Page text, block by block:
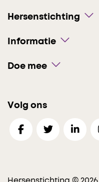
Hersenstichting
Informatie
Doe mee
Volg ons
Hersenstichting © 2026